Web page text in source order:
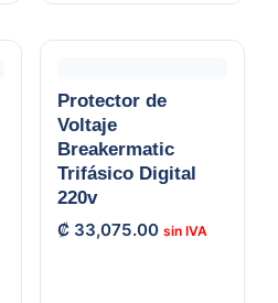
Protector de
Voltaje
Breakermatic
Trifásico Digital
220v
₡ 33,075.00